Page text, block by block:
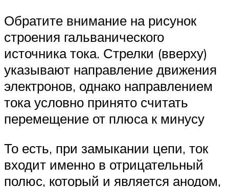
Обратите внимание на рисунок
строения гальванического
источника тока. Стрелки (вверху)
указывают направление движения
электронов, однако направлением
тока условно принято считать
перемещение от плюса к минусу
То есть, при замыкании цепи, ток
входит именно в отрицательный
полюс, который и является анодом,